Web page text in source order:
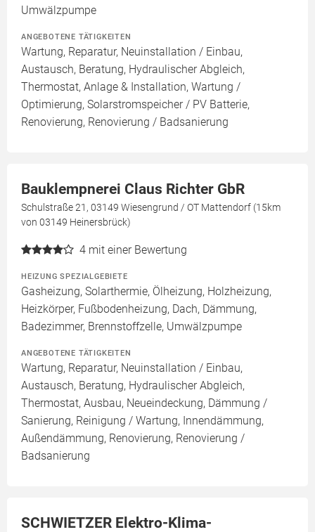
Umwälzpumpe
ANGEBOTENE TÄTIGKEITEN
Wartung, Reparatur, Neuinstallation / Einbau,
Austausch, Beratung, Hydraulischer Abgleich,
Thermostat, Anlage & Installation, Wartung /
Optimierung, Solarstromspeicher / PV Batterie,
Renovierung, Renovierung / Badsanierung
Bauklempnerei Claus Richter GbR
Schulstraße 21, 03149 Wiesengrund / OT Mattendorf (15km
von 03149 Heinersbrück)
4 mit einer Bewertung
HEIZUNG SPEZIALGEBIETE
Gasheizung, Solarthermie, Ölheizung, Holzheizung,
Heizkörper, Fußbodenheizung, Dach, Dämmung,
Badezimmer, Brennstoffzelle, Umwälzpumpe
ANGEBOTENE TÄTIGKEITEN
Wartung, Reparatur, Neuinstallation / Einbau,
Austausch, Beratung, Hydraulischer Abgleich,
Thermostat, Ausbau, Neueindeckung, Dämmung /
Sanierung, Reinigung / Wartung, Innendämmung,
Außendämmung, Renovierung, Renovierung /
Badsanierung
SCHWIETZER Elektro-Klima-